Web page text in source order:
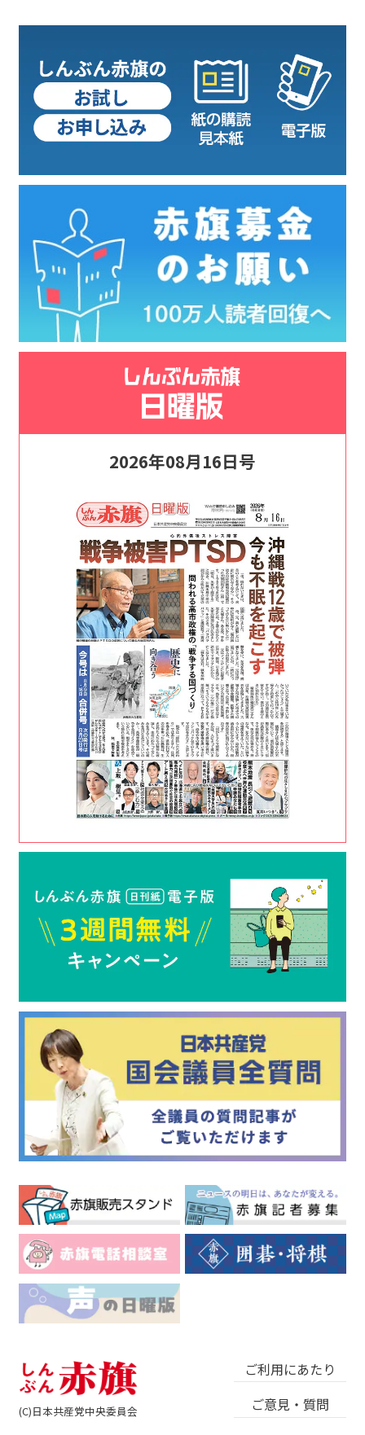
2026年08月16日号
(C)日本共産党中央委員会
ご利用にあたり
ご意見・質問